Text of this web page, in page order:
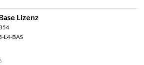
Lizenz
L4-BAS